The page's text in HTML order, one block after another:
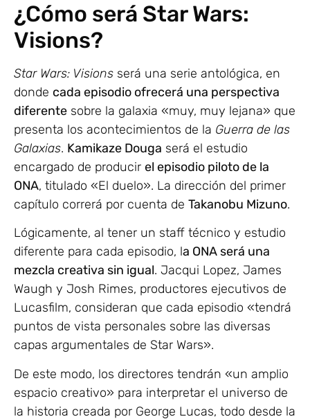
¿Cómo será Star Wars:
Visions?
Star Wars: Visions será una serie antológica, en
donde cada episodio ofrecerá una perspectiva
diferente sobre la galaxia «muy, muy lejana» que
presenta los acontecimientos de la Guerra de las
Galaxias. Kamikaze Douga será el estudio
encargado de producir el episodio piloto de la
ONA, titulado «El duelo». La dirección del primer
capítulo correrá por cuenta de Takanobu Mizuno.
Lógicamente, al tener un staff técnico y estudio
diferente para cada episodio, la ONA será una
mezcla creativa sin igual. Jacqui Lopez, James
Waugh y Josh Rimes, productores ejecutivos de
Lucasfilm, consideran que cada episodio «tendrá
puntos de vista personales sobre las diversas
capas argumentales de Star Wars».
De este modo, los directores tendrán «un amplio
espacio creativo» para interpretar el universo de
la historia creada por George Lucas, todo desde la